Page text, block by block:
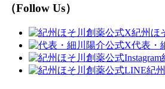
（Follow Us）
紀州ほ
代表・
紀